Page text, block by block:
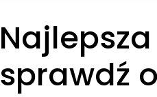
sprawdź